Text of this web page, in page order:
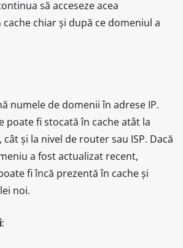
să acceseze acea
chiar și după ce domeniul a
numele de domenii în adrese IP.
poate fi stocată în cache atât la
și la nivel de router sau ISP. Dacă
a fost actualizat recent,
fi încă prezentă în cache și
noi.
: